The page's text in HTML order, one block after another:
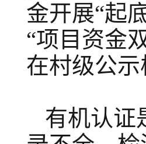
金开展“起
“项目资金
在村级公
有机认证